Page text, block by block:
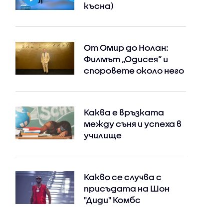
късна)
От Омир до Нолан:
Филмът „Одисея” и
споровете около него
Каква е връзката
между съня и успеха в
училище
Какво се случва с
присъдата на Шон
"Диди" Комбс